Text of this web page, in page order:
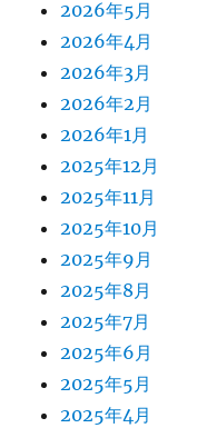
2026年5月
2026年4月
2026年3月
2026年2月
2026年1月
2025年12月
2025年11月
2025年10月
2025年9月
2025年8月
2025年7月
2025年6月
2025年5月
2025年4月